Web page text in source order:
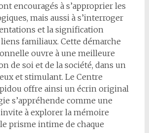
encouragés à s’approprier les
mais aussi à s’interroger
et la signification
familiaux. Cette démarche
ouvre à une meilleure
de soi et de la société, dans un
et stimulant. Le Centre
offre ainsi un écrin original
s’appréhende comme une
à explorer la mémoire
prisme intime de chaque